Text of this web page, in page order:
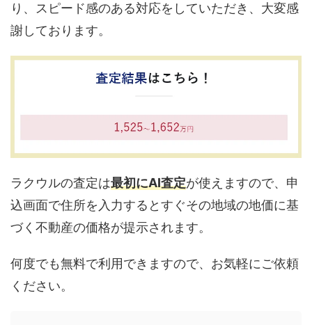
り、スピード感のある対応をしていただき、大変感
謝しております。
ラクウルの査定は最初にAI査定が使えますので、申
込画面で住所を入力するとすぐその地域の地価に基
づく不動産の価格が提示されます。
何度でも無料で利用できますので、お気軽にご依頼
ください。